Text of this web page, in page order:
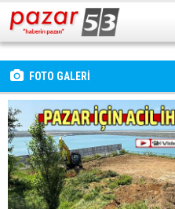
FOTO GALERİ